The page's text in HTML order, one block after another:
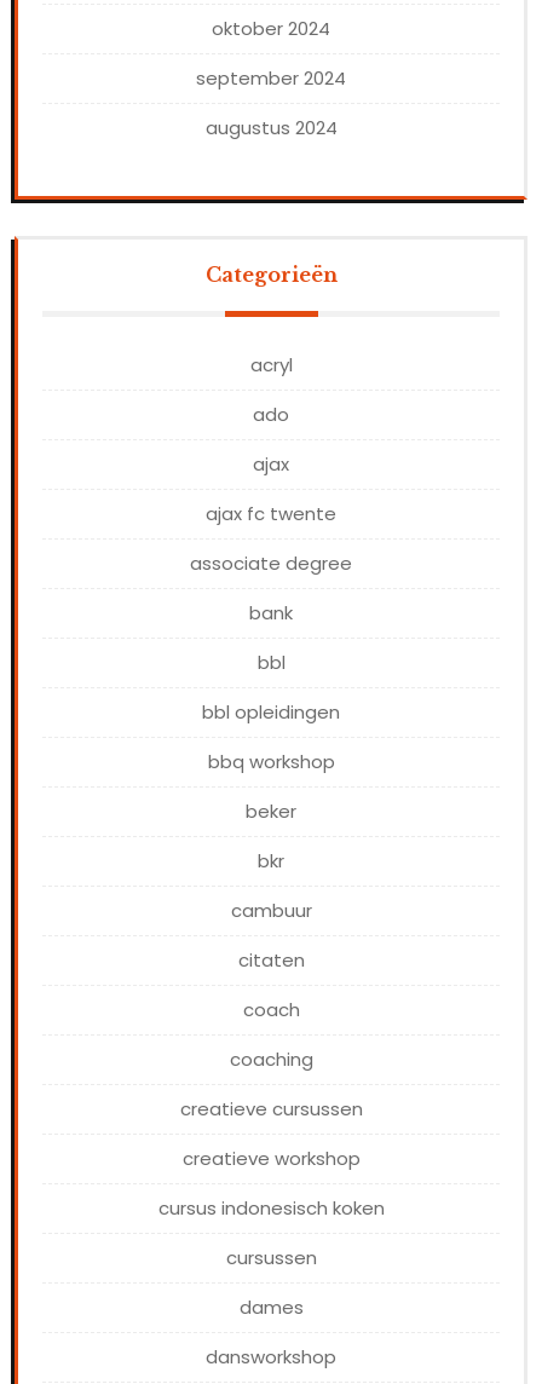
oktober 2024
september 2024
augustus 2024
Categorieën
acryl
ado
ajax
ajax fc twente
associate degree
bank
bbl
bbl opleidingen
bbq workshop
beker
bkr
cambuur
citaten
coach
coaching
creatieve cursussen
creatieve workshop
cursus indonesisch koken
cursussen
dames
dansworkshop